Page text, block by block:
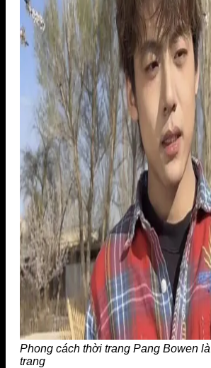
Phong cách thời trang Pang Bowen
trang